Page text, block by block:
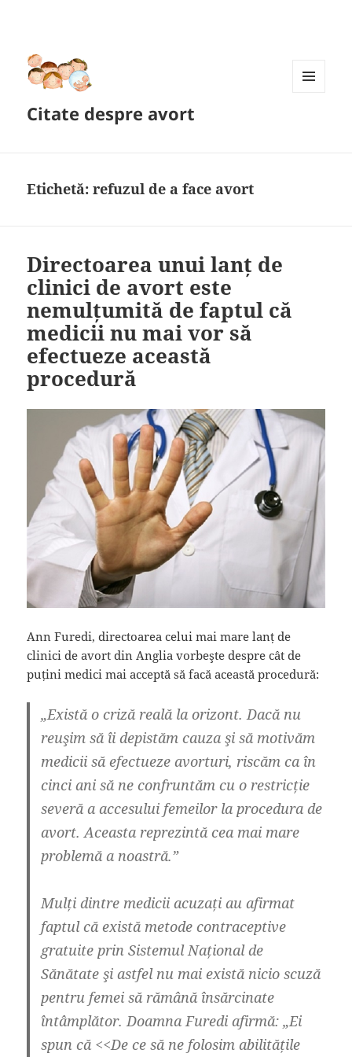
Citate despre avort
Etichetă:refuzul de a face avort
Directoarea unui lanț de
clinici de avort este
nemulțumită de faptul că
medicii nu mai vor să
efectueze această
procedură
Ann Furedi, directoarea celui mai mare lanț de
clinici de avort din Anglia vorbeşte despre cât de
puțini medici mai acceptă să facă această procedură:
„Există o criză reală la orizont. Dacă nu
reuşim să îi depistăm cauza şi să motivăm
medicii să efectueze avorturi, riscăm ca în
cinci ani să ne confruntăm cu o restricție
severă a accesului femeilor la procedura de
avort. Aceasta reprezintă cea mai mare
problemă a noastră.”
Mulți dintre medicii acuzați au afirmat
faptul că există metode contraceptive
gratuite prin Sistemul Național de
Sănătate şi astfel nu mai există nicio scuză
pentru femei să rămână însărcinate
întâmplător. Doamna Furedi afirmă: „Ei
spun că <<De ce să ne folosim abilitățile